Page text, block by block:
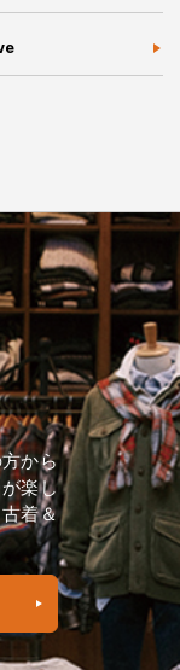
から
楽し
着＆